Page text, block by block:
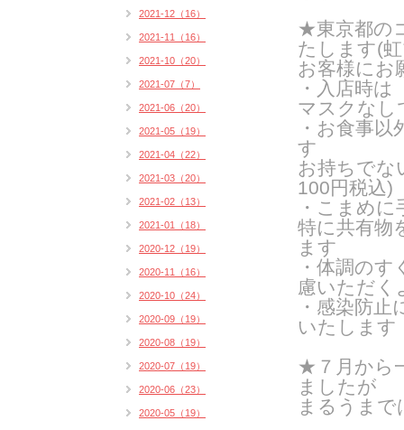
★東京都の
たします(
お客様にお
・入店時
マスクなし
・お食事
す
お持ちでな
100円税込)
・こまめ
特に共有物
ます
・体調の
慮いただく
・感染防
いたします
★７月から
ましたが
まるうま
2021-12（16）
2021-11（16）
2021-10（20）
2021-07（7）
2021-06（20）
2021-05（19）
2021-04（22）
2021-03（20）
2021-02（13）
2021-01（18）
2020-12（19）
2020-11（16）
2020-10（24）
2020-09（19）
2020-08（19）
2020-07（19）
2020-06（23）
2020-05（19）